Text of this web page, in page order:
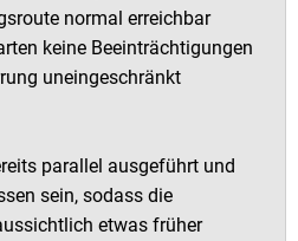
normal erreichbar
keine Beeinträchtigungen
uneingeschränkt
parallel ausgeführt und
sein, sodass die
etwas früher